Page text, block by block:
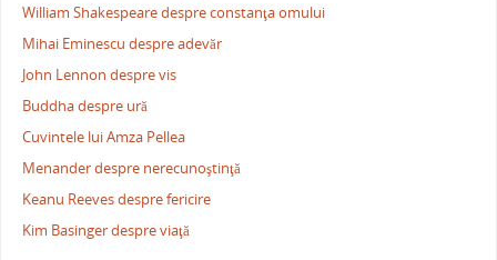
William Shakespeare despre constanţa omului
Mihai Eminescu despre adevăr
John Lennon despre vis
Buddha despre ură
Cuvintele lui Amza Pellea
Menander despre nerecunoştinţă
Keanu Reeves despre fericire
Kim Basinger despre viaţă